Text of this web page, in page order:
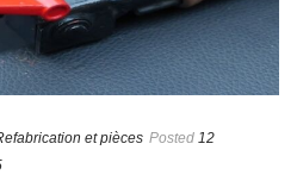
et pièces Posted 12